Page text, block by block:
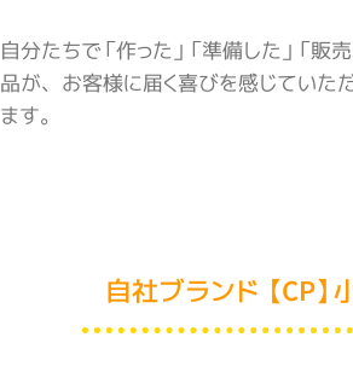
自分たちで「作った」「準備した」「販
品が、お客様に届く喜びを感じていた
ます。
自社ブランド 【CP】